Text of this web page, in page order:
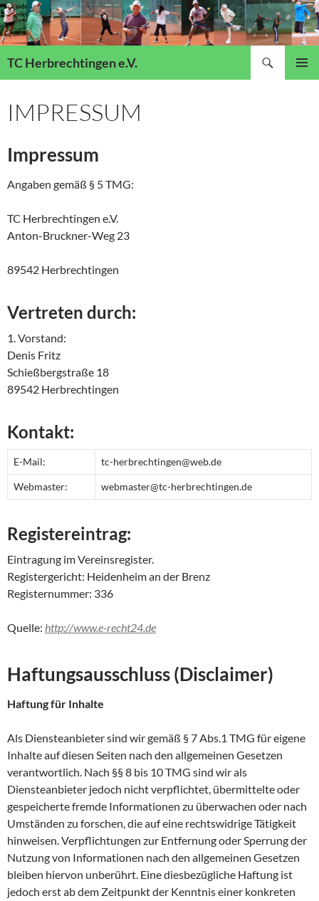
TC Herbrechtingen e.V.
SPRINGEN
IMPRESSUM
Impressum
Angaben gemäß § 5 TMG:
TC Herbrechtingen e.V.
Anton-Bruckner-Weg 23
89542 Herbrechtingen
Vertreten durch:
1. Vorstand:
Denis Fritz
Schießbergstraße 18
89542 Herbrechtingen
Kontakt:
E-Mail: tc-herbrechtingen@web.de
Webmaster: webmaster@tc-herbrechtingen.de
Registereintrag:
Eintragung im Vereinsregister.
Registergericht: Heidenheim an der Brenz
Registernummer: 336
Quelle: http://www.e-recht24.de
Haftungsausschluss (Disclaimer)
Haftung für Inhalte
Als Diensteanbieter sind wir gemäß § 7 Abs.1 TMG für eigene
Inhalte auf diesen Seiten nach den allgemeinen Gesetzen
verantwortlich. Nach §§ 8 bis 10 TMG sind wir als
Diensteanbieter jedoch nicht verpflichtet, übermittelte oder
gespeicherte fremde Informationen zu überwachen oder nach
Umständen zu forschen, die auf eine rechtswidrige Tätigkeit
hinweisen. Verpflichtungen zur Entfernung oder Sperrung der
Nutzung von Informationen nach den allgemeinen Gesetzen
bleiben hiervon unberührt. Eine diesbezügliche Haftung ist
jedoch erst ab dem Zeitpunkt der Kenntnis einer konkreten